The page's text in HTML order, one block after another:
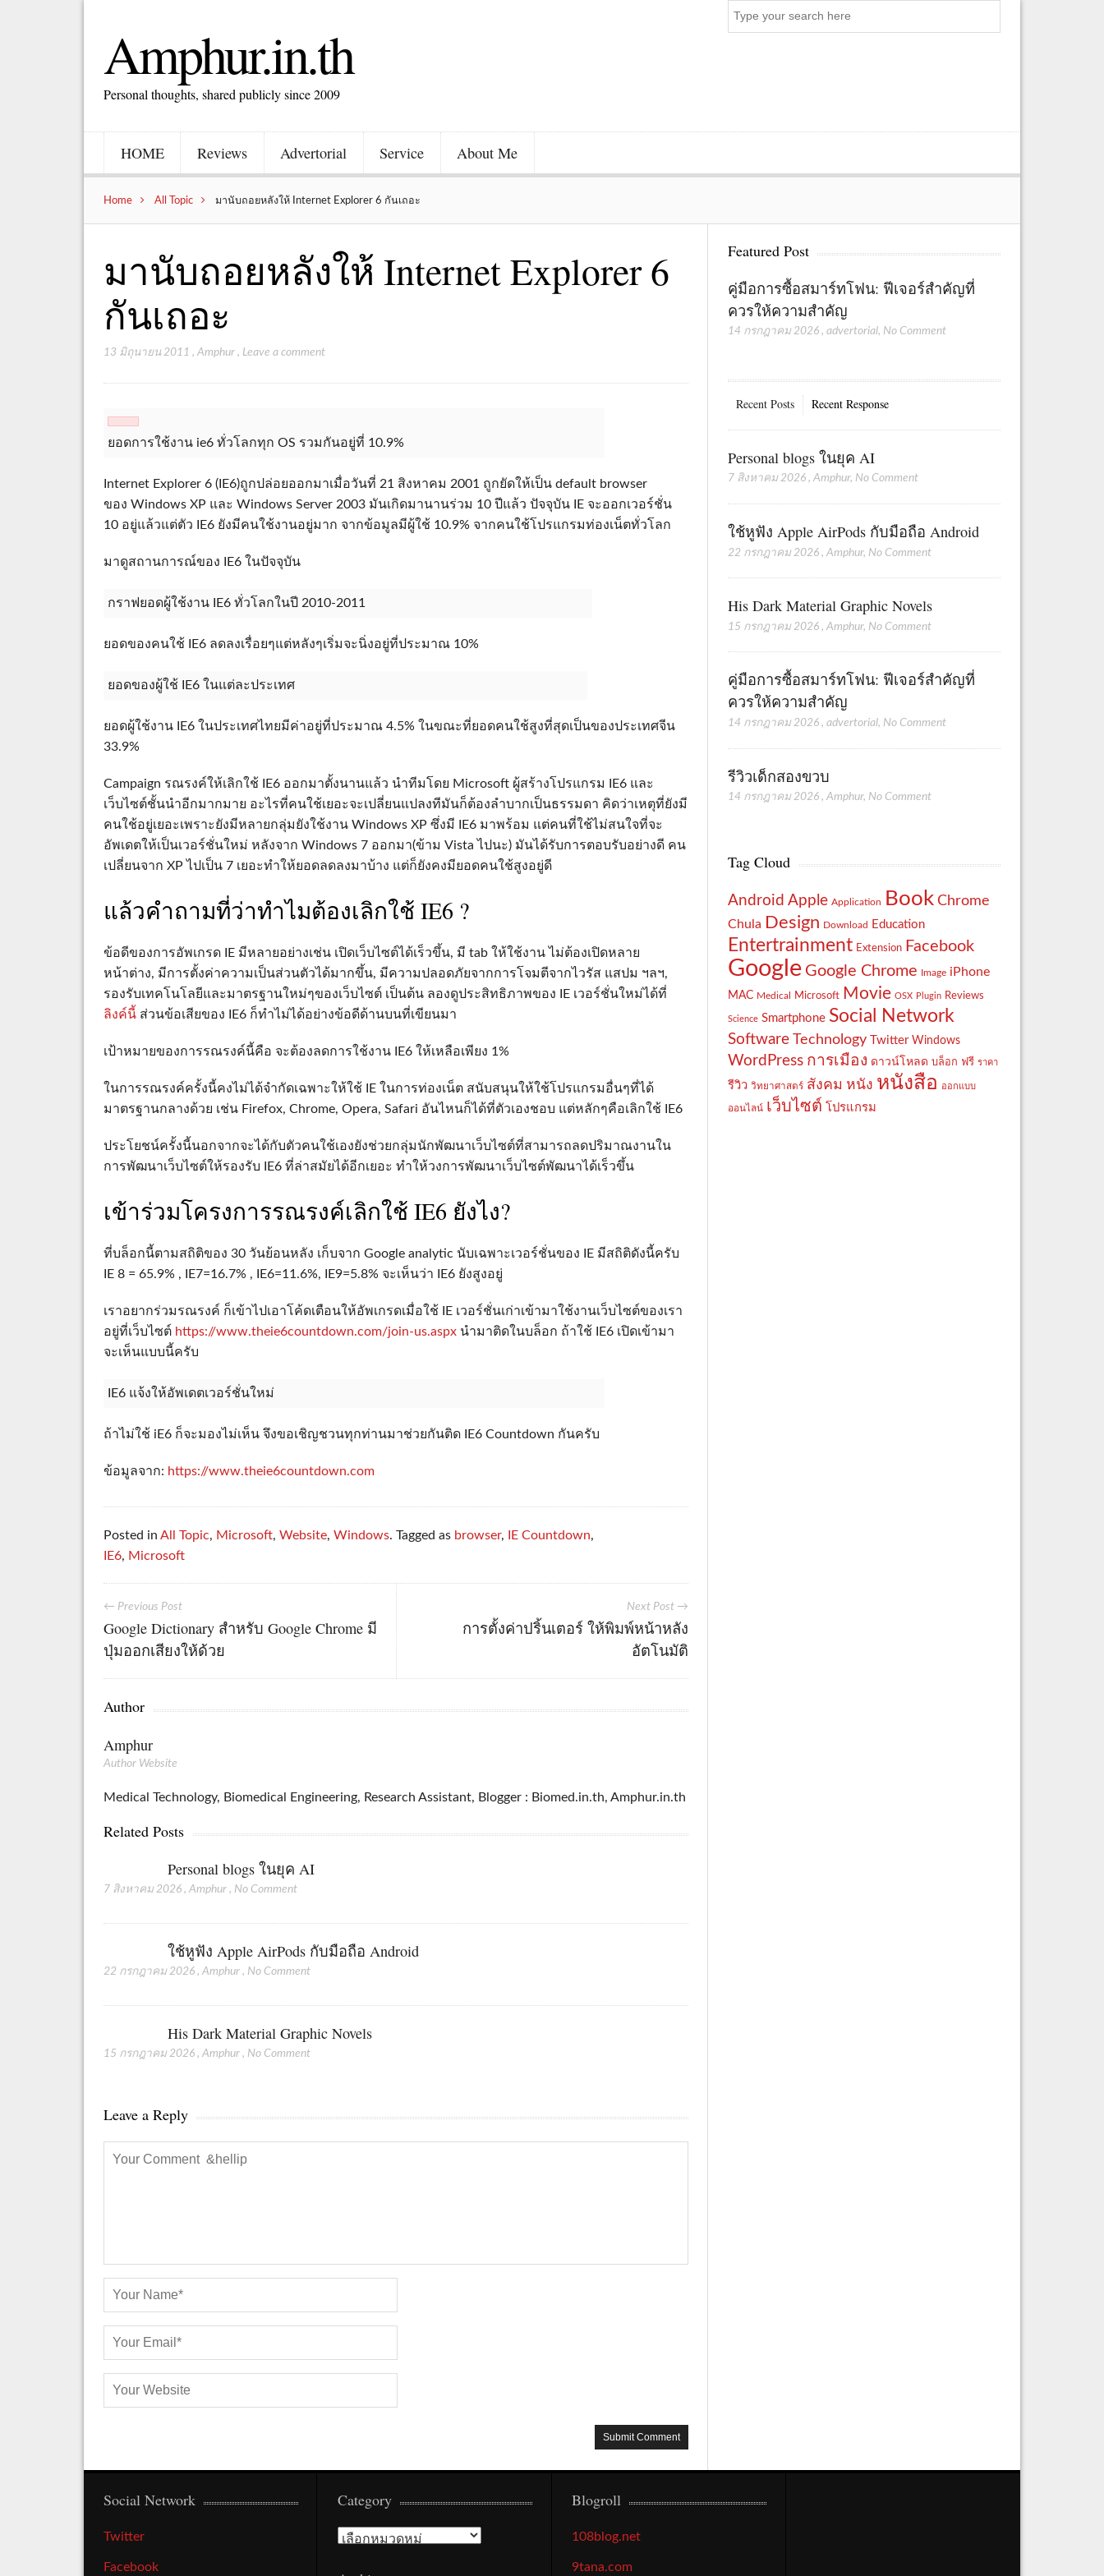
Amphur.in.th
Personal thoughts, shared publicly since 2009
HOME Reviews Advertorial Service About Me
Home All Topic มานับถอยหลังให้ Internet Explorer 6 กันเถอะ
มานับถอยหลังให้ Internet Explorer 6
กันเถอะ
13 มิถุนายน 2011 ,Amphur , Leave a comment
ยอดการใช้งาน ie6 ทั่วโลกทุก OS รวมกันอยู่ที่ 10.9%
Internet Explorer 6 (IE6)ถูกปล่อยออกมาเมื่อวันที่ 21 สิงหาคม 2001 ถูกยัดให้เป็น default browser
ของ Windows XP และ Windows Server 2003 มันเกิดมานานร่วม 10 ปีแล้ว ปัจจุบัน IE จะออกเวอร์ชั่น
10 อยู่แล้วแต่ตัว IE6 ยังมีคนใช้งานอยู่มาก จากข้อมูลมีผู้ใช้ 10.9% จากคนใช้โปรแกรมท่องเน็ตทั่วโลก
มาดูสถานการณ์ของ IE6 ในปัจจุบัน
กราฟยอดผู้ใช้งาน IE6 ทั่วโลกในปี 2010-2011
ยอดของคนใช้ IE6 ลดลงเรื่อยๆแต่หลังๆเริ่มจะนิ่งอยู่ที่ประมาณ 10%
ยอดของผู้ใช้ IE6 ในแต่ละประเทศ
ยอดผู้ใช้งาน IE6 ในประเทศไทยมีค่าอยู่ที่ประมาณ 4.5% ในขณะที่ยอดคนใช้สูงที่สุดเป็นของประเทศจีน
33.9%
Campaign รณรงค์ให้เลิกใช้ IE6 ออกมาตั้งนานแล้ว นำทีมโดย Microsoft ผู้สร้างโปรแกรม IE6 และ
เว็บไซต์ชั้นนำอีกมากมาย อะไรที่คนใช้เยอะจะเปลี่ยนแปลงทีมันก็ต้องลำบากเป็นธรรมดา คิดว่าเหตุที่ยังมี
คนใช้อยู่เยอะเพราะยังมีหลายกลุ่มยังใช้งาน Windows XP ซึ่งมี IE6 มาพร้อม แต่คนที่ใช้ไม่สนใจที่จะ
อัพเดตให้เป็นเวอร์ชั่นใหม่ หลังจาก Windows 7 ออกมา(ข้าม Vista ไปนะ) มันได้รับการตอบรับอย่างดี คน
เปลี่ยนจาก XP ไปเป็น 7 เยอะทำให้ยอดลดลงมาบ้าง แต่ก็ยังคงมียอดคนใช้สูงอยู่ดี
แล้วคำถามที่ว่าทำไมต้องเลิกใช้ IE6 ?
ข้อดีของการอัพเกรด IE มีหลายอย่างเช่น เปิดเว็บไซต์ได้เร็วขึ้น, มี tab ให้ใช้งาน ไม่ต้องเปิดหลาย
หน้าต่าง, มีการตั้งค่าความเป็นส่วนตัวได้มากขึ้น, มีความปลอดภัยจากการโจมตีจากไวรัส แสปม ฯลฯ,
รองรับเทคโนโลยีและมาตรฐานใหม่ๆของเว็บไซต์ เป็นต้น ลองดูประสิทธิภาพของ IE เวอร์ชั่นใหม่ได้ที่
ลิงค์นี้ ส่วนข้อเสียของ IE6 ก็ทำไม่ได้อย่างข้อดีด้านบนที่เขียนมา
เป้าหมายของการรณรงค์นี้คือ จะต้องลดการใช้งาน IE6 ให้เหลือเพียง 1%
ในการรณรงค์ครั้งนี้คงไม่ได้จำกัดเฉพาะให้ใช้ IE ในการท่องเน็ต สนับสนุนให้ใช้โปรแกรมอื่นๆที่ได้
มาตรฐานกลางด้วย เช่น Firefox, Chrome, Opera, Safari อันไหนก็ได้ที่ตัวเองชอบ แต่หลักๆคือเลิกใช้ IE6
ประโยชน์ครั้งนี้นอกจากจะได้กับตัวคนใช้เองยังช่วยกลุ่มนักพัฒนาเว็บไซต์ที่สามารถลดปริมาณงานใน
การพัฒนาเว็บไซต์ให้รองรับ IE6 ที่ล่าสมัยได้อีกเยอะ ทำให้วงการพัฒนาเว็บไซต์พัฒนาได้เร็วขึ้น
เข้าร่วมโครงการรณรงค์เลิกใช้ IE6 ยังไง?
ที่บล็อกนี้ตามสถิติของ 30 วันย้อนหลัง เก็บจาก Google analytic นับเฉพาะเวอร์ชั่นของ IE มีสถิติดังนี้ครับ
IE 8 = 65.9% , IE7=16.7% , IE6=11.6%, IE9=5.8% จะเห็นว่า IE6 ยังสูงอยู่
เราอยากร่วมรณรงค์ ก็เข้าไปเอาโค้ดเตือนให้อัพเกรดเมื่อใช้ IE เวอร์ชั่นเก่าเข้ามาใช้งานเว็บไซต์ของเรา
อยู่ที่เว็บไซต์ https://www.theie6countdown.com/join-us.aspx นำมาติดในบล็อก ถ้าใช้ IE6 เปิดเข้ามา
จะเห็นแบบนี้ครับ
IE6 แจ้งให้อัพเดตเวอร์ชั่นใหม่
ถ้าไม่ใช้ iE6 ก็จะมองไม่เห็น จึงขอเชิญชวนทุกท่านมาช่วยกันติด IE6 Countdown กันครับ
ข้อมูลจาก: https://www.theie6countdown.com
Posted inAll Topic, Microsoft,Website,Windows. Tagged as browser, IE Countdown,
IE6, Microsoft
Next Post →
การตั้งค่าปริ้นเตอร์ ให้พิมพ์หน้าหลัง
อัตโนมัติ
← Previous Post
Google Dictionary สำหรับ Google Chrome มี
ปุ่มออกเสียงให้ด้วย
Author
Amphur
Author Website
Medical Technology, Biomedical Engineering, Research Assistant, Blogger : Biomed.in.th, Amphur.in.th
Related Posts
Personal blogs ในยุค AI
7 สิงหาคม 2026 ,Amphur , No Comment
ใช้หูฟัง Apple AirPods กับมือถือ Android
22 กรกฎาคม 2026 ,Amphur , No Comment
His Dark Material Graphic Novels
15 กรกฎาคม 2026 ,Amphur , No Comment
Leave a Reply
Featured Post
คู่มือการซื้อสมาร์ทโฟน: ฟีเจอร์สำคัญที่
ควรให้ความสำคัญ
14 กรกฎาคม 2026 ,advertorial, No Comment
Recent Posts Recent Response
Personal blogs ในยุค AI
7 สิงหาคม 2026 ,Amphur, No Comment
ใช้หูฟัง Apple AirPods กับมือถือ Android
22 กรกฎาคม 2026 ,Amphur, No Comment
His Dark Material Graphic Novels
15 กรกฎาคม 2026 ,Amphur, No Comment
คู่มือการซื้อสมาร์ทโฟน: ฟีเจอร์สำคัญที่
ควรให้ความสำคัญ
14 กรกฎาคม 2026 ,advertorial, No Comment
รีวิวเด็กสองขวบ
14 กรกฎาคม 2026 ,Amphur, No Comment
Tag Cloud
Android Apple Application Book Chrome
Chula Design Download Education
Entertrainment Extension Facebook
Google Google Chrome Image iPhone
MAC Medical Microsoft Movie OSX Plugin Reviews
Science Smartphone Social Network
Software Technology Twitter Windows
WordPress การเมือง ดาวน์โหลด บล็อก ฟรี ราคา
รีวิว วิทยาศาสตร์ สังคม หนัง หนังสือ ออกแบบ
ออนไลน์ เว็บไซต์ โปรแกรม
Social Network
Twitter
Facebook
Category
Category
Blogroll
108blog.net
9tana.com